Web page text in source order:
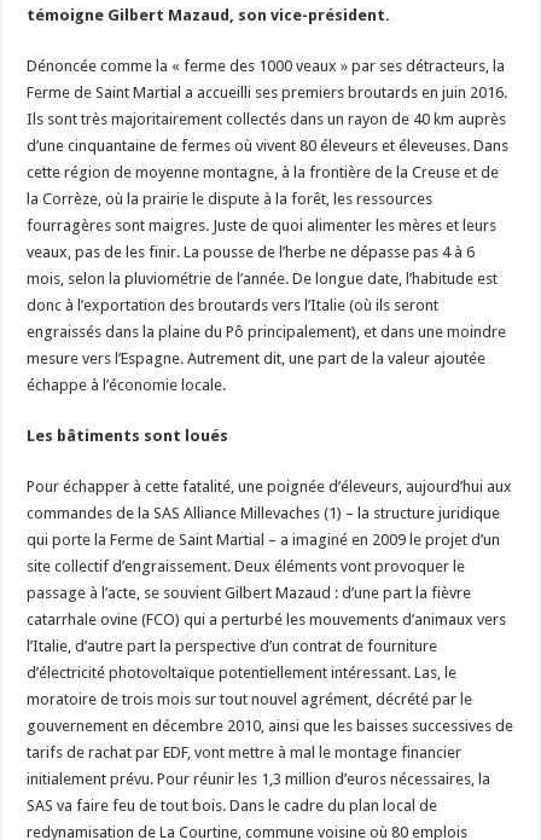
témoigne Gilbert Mazaud, son vice-président.
Dénoncée comme la « ferme des 1000 veaux » par ses détracteurs, la
Ferme de Saint Martial a accueilli ses premiers broutards en juin 2016.
Ils sont très majoritairement collectés dans un rayon de 40 km auprès
d’une cinquantaine de fermes où vivent 80 éleveurs et éleveuses. Dans
cette région de moyenne montagne, à la frontière de la Creuse et de
la Corrèze, où la prairie le dispute à la forêt, les ressources
fourragères sont maigres. Juste de quoi alimenter les mères et leurs
veaux, pas de les finir. La pousse de l’herbe ne dépasse pas 4 à 6
mois, selon la pluviométrie de l’année. De longue date, l’habitude est
donc à l’exportation des broutards vers l’Italie (où ils seront
engraissés dans la plaine du Pô principalement), et dans une moindre
mesure vers l’Espagne. Autrement dit, une part de la valeur ajoutée
échappe à l’économie locale.
Les bâtiments sont loués
Pour échapper à cette fatalité, une poignée d’éleveurs, aujourd’hui aux
commandes de la SAS Alliance Millevaches (1) – la structure juridique
qui porte la Ferme de Saint Martial – a imaginé en 2009 le projet d’un
site collectif d’engraissement. Deux éléments vont provoquer le
passage à l’acte, se souvient Gilbert Mazaud : d’une part la fièvre
catarrhale ovine (FCO) qui a perturbé les mouvements d’animaux vers
l’Italie, d’autre part la perspective d’un contrat de fourniture
d’électricité photovoltaïque potentiellement intéressant. Las, le
moratoire de trois mois sur tout nouvel agrément, décrété par le
gouvernement en décembre 2010, ainsi que les baisses successives de
tarifs de rachat par EDF, vont mettre à mal le montage financier
initialement prévu. Pour réunir les 1,3 million d’euros nécessaires, la
SAS va faire feu de tout bois. Dans le cadre du plan local de
redynamisation de La Courtine, commune voisine où 80 emplois